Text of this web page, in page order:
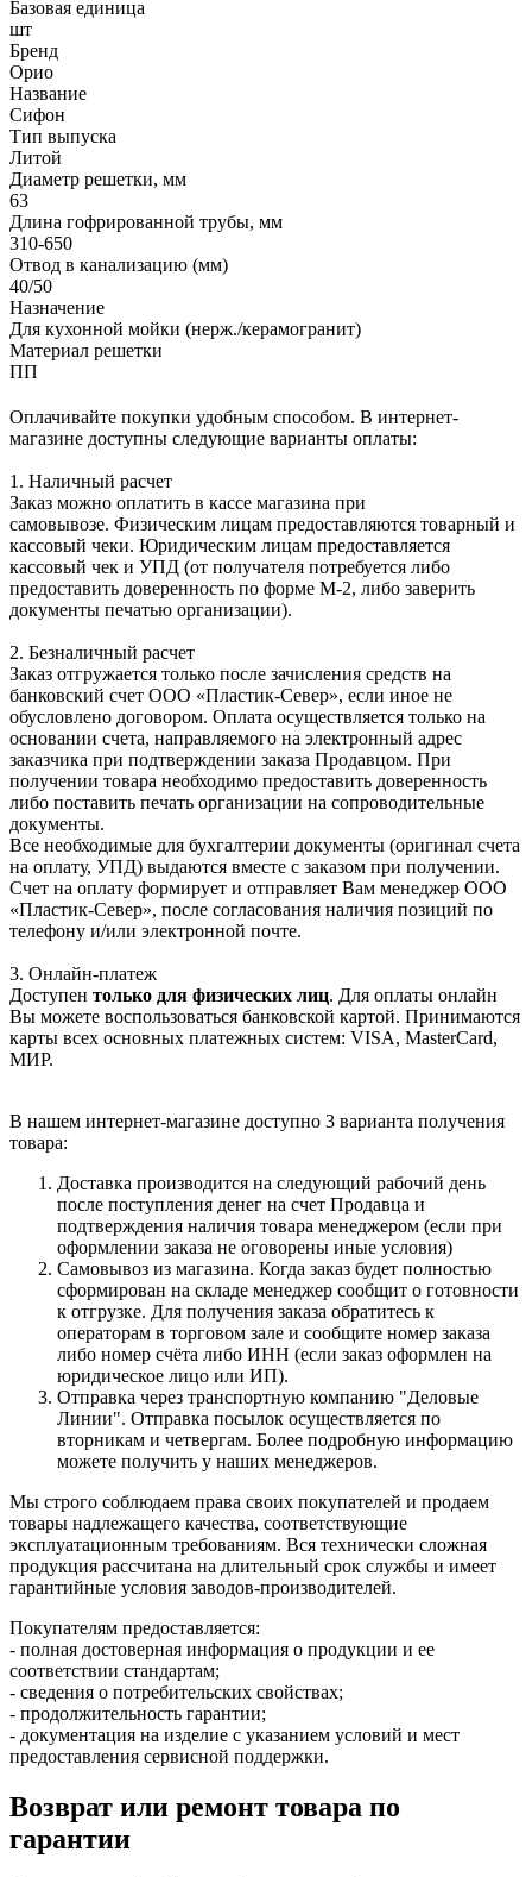
Базовая единица
шт
Бренд
Орио
Название
Сифон
Тип выпуска
Литой
Диаметр решетки, мм
63
Длина гофрированной трубы, мм
310-650
Отвод в канализацию (мм)
40/50
Назначение
Для кухонной мойки (нерж./керамогранит)
Материал решетки
ПП
Оплачивайте покупки удобным способом. В интернет-
магазине доступны следующие варианты оплаты:
1. Наличный расчет
Заказ можно оплатить в кассе магазина при
самовывозе. Физическим лицам предоставляются товарный и
кассовый чеки. Юридическим лицам предоставляется
кассовый чек и УПД (от получателя потребуется либо
предоставить доверенность по форме М-2, либо заверить
документы печатью организации).
2. Безналичный расчет
Заказ отгружается только после зачисления средств на
банковский счет ООО «Пластик-Север», если иное не
обусловлено договором. Оплата осуществляется только на
основании счета, направляемого на электронный адрес
заказчика при подтверждении заказа Продавцом. При
получении товара необходимо предоставить доверенность
либо поставить печать организации на сопроводительные
документы.
Все необходимые для бухгалтерии документы (оригинал счета
на оплату, УПД) выдаются вместе с заказом при получении.
Счет на оплату формирует и отправляет Вам менеджер ООО
«Пластик-Север», после согласования наличия позиций по
телефону и/или электронной почте.
3. Онлайн-платеж
Доступен только для физических лиц. Для оплаты онлайн
Вы можете воспользоваться банковской картой. Принимаются
карты всех основных платежных систем: VISA, MasterCard,
МИР.
В нашем интернет-магазине доступно 3 варианта получения
товара:
Доставка производится на следующий рабочий день
после поступления денег на счет Продавца и
подтверждения наличия товара менеджером (если при
оформлении заказа не оговорены иные условия)
Самовывоз из магазина. Когда заказ будет полностью
сформирован на складе менеджер сообщит о готовности
к отгрузке. Для получения заказа обратитесь к
операторам в торговом зале и сообщите номер заказа
либо номер счёта либо ИНН (если заказ оформлен на
юридическое лицо или ИП).
Отправка через транспортную компанию "Деловые
Линии". Отправка посылок осуществляется по
вторникам и четвергам. Более подробную информацию
можете получить у наших менеджеров.
Мы строго соблюдаем права своих покупателей и продаем
товары надлежащего качества, соответствующие
эксплуатационным требованиям. Вся технически сложная
продукция рассчитана на длительный срок службы и имеет
гарантийные условия заводов-производителей.
Покупателям предоставляется:
- полная достоверная информация о продукции и ее
соответствии стандартам;
- сведения о потребительских свойствах;
- продолжительность гарантии;
- документация на изделие с указанием условий и мест
предоставления сервисной поддержки.
Возврат или ремонт товара по
гарантии